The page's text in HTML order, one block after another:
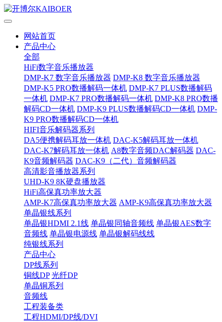
网站首页
产品中心
全部
HiFi数字音乐播放器
DMP-K7 数字音乐播放器 DMP-K8 数字音乐播放器
DMP-K5 PRO数播解码一体机 DMP-K7 PLUS数播解码
一体机 DMP-K7 PRO数播解码一体机 DMP-K8 PRO数播
解码CD一体机 DMP-K9 PLUS数播解码CD一体机 DMP-
K9 PRO数播解码CD一体机
HIFI音乐解码器系列
DA5便携解码耳放一体机 DAC-K5解码耳放一体机
DAC-K7解码耳放一体机 A8数字音频DAC解码器 DAC-
K9音频解码器 DAC-K9（二代）音频解码器
高清影音播放器系列
UHD-K9 8K硬盘播放器
HiFi高保真功率放大器
AMP-K7高保真功率放大器 AMP-K9高保真功率放大器
单晶银线系列
单晶银HDMI 2.1线 单晶银同轴音频线 单晶银AES数字
音频线 单晶银电源线 单晶银解码线线
纯银线系列
产品中心
DP线系列
铜线DP 光纤DP
单晶铜系列
音频线
工程装备类
工程HDMI/DP线/DVI